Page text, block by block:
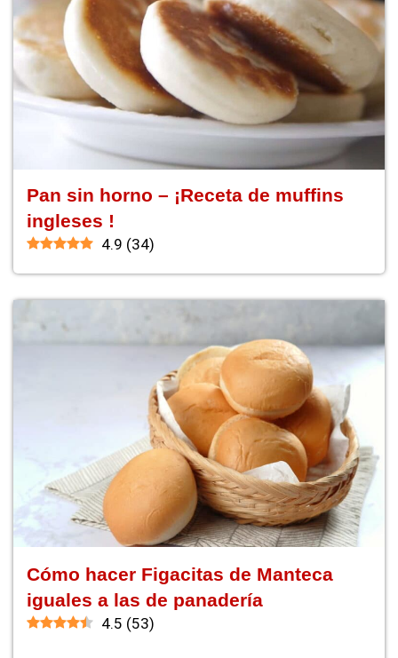
Pan sin horno – ¡Receta de muffins
ingleses !
4.9 (34)
Cómo hacer Figacitas de Manteca
iguales a las de panadería
4.5 (53)